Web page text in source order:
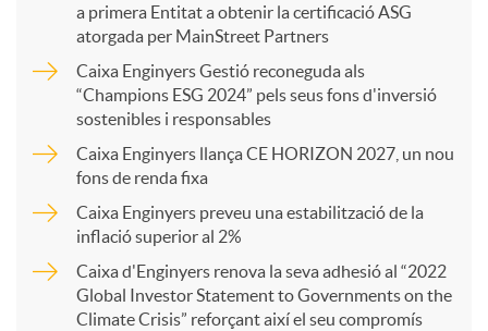
r
a primera Entitat a obtenir la certificació ASG
atorgada per MainStreet Partners
Caixa Enginyers Gestió reconeguda als
“Champions ESG 2024” pels seus fons d'inversió
sostenibles i responsables
Caixa Enginyers llança CE HORIZON 2027, un nou
fons de renda fixa
Caixa Enginyers preveu una estabilització de la
inflació superior al 2%
Caixa d'Enginyers renova la seva adhesió al “2022
Global Investor Statement to Governments on the
Climate Crisis” reforçant així el seu compromís